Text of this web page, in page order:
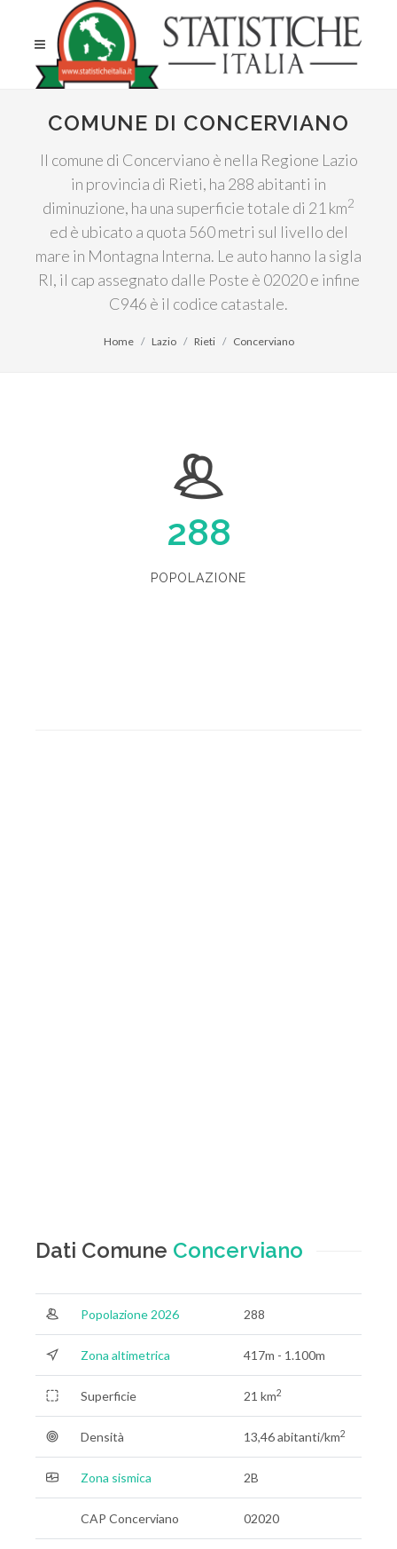
COMUNE DI CONCERVIANO
Il comune di Concerviano è nella Regione Lazio
in provincia di Rieti, ha 288 abitanti in
diminuzione, ha una superficie totale di 21 km2
ed è ubicato a quota 560 metri sul livello del
mare in Montagna Interna. Le auto hanno la sigla
RI, il cap assegnato dalle Poste è 02020 e infine
C946 è il codice catastale.
Home Lazio Rieti Concerviano
288
POPOLAZIONE
Dati Comune Concerviano
Popolazione 2026 288
Zona altimetrica 417m - 1.100m
Superficie 21 km2
Densità 13,46 abitanti/km2
Zona sismica 2B
CAP Concerviano 02020